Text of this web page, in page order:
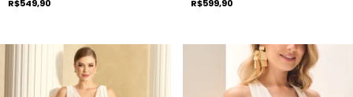
R$549,90 R$599,90